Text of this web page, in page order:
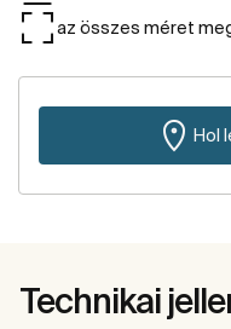
az összes méret
Hol
Technikai